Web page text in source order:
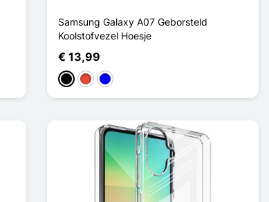
Samsung Galaxy A07 Geborsteld
Koolstofvezel Hoesje
€ 13,99
ZwartRoodBlauw